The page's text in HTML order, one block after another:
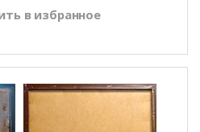
в избранное